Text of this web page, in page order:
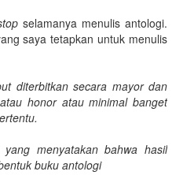
selamanya menulis antologi.
saya tetapkan untuk menulis
diterbitkan secara mayor dan
honor atau minimal banget
menyatakan bahwa hasil
buku antologi